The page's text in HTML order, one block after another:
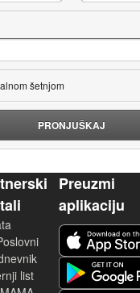
šetnjom
PRONJUŠKAJ
list
Preuzmi
aplikaciju